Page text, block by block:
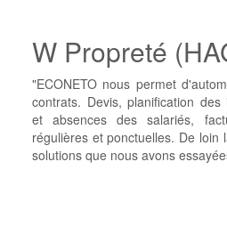
W Propreté
"ECONETO nous permet
contrats. Devis, planification des
et absences des salariés,
régulières et ponctuelles. De loin
solutions que nous avons